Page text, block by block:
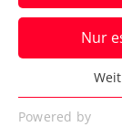
Nur
Essenziell
Essenzielle
Powered by